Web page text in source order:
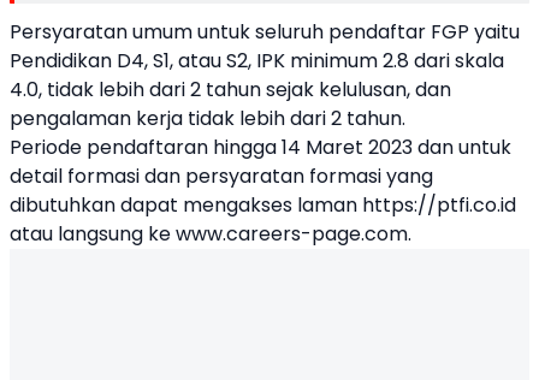
Persyaratan umum untuk seluruh pendaftar FGP yaitu
Pendidikan D4, S1, atau S2, IPK minimum 2.8 dari skala
4.0, tidak lebih dari 2 tahun sejak kelulusan, dan
pengalaman kerja tidak lebih dari 2 tahun.
Periode pendaftaran hingga 14 Maret 2023 dan untuk
detail formasi dan persyaratan formasi yang
dibutuhkan dapat mengakses laman https://ptfi.co.id
atau langsung kewww.careers-page.com.